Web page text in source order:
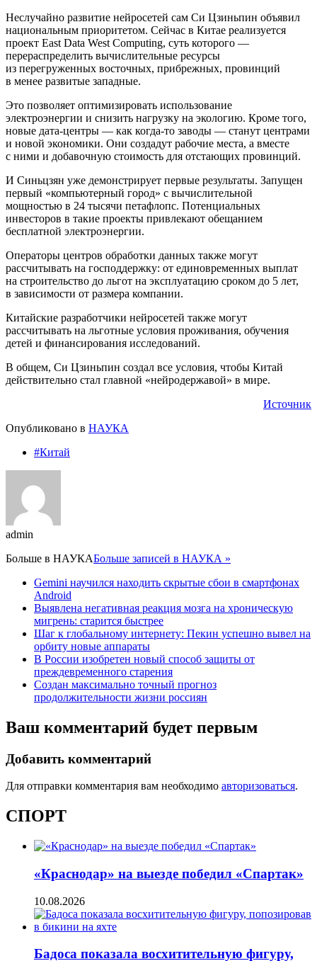
Неслучайно развитие нейросетей сам Си Цзиньпин объявил
национальным приоритетом. Сейчас в Китае реализуется
проект East Data West Computing, суть которого —
перераспределить вычислительные ресурсы
из перегруженных восточных, прибрежных, провинций
в менее развитые западные.
Это позволяет оптимизировать использование
электроэнергии и снизить нагрузку на экологию. Кроме того,
новые дата-центры — как когда-то заводы — станут центрами
и новой экономики. Они создадут рабочие места, а вместе
с ними и добавочную стоимость для отстающих провинций.
И Синьцзян уже демонстрирует первые результаты. Запущен
первый «компьютерный город» с вычислительной
мощностью в 24 тысячи петафлопс. Потенциальных
инвесторов в такие проекты привлекают обещанием
бесплатной электроэнергии.
Операторы центров обработки данных также могут
рассчитывать на господдержку: от единовременных выплат
на строительство до льгот на эксплуатацию сроком до 5 лет,
в зависимости от размера компании.
Китайские разработчики нейросетей также могут
рассчитывать на льготные условия проживания, обучения
детей и финансирования исследований.
В общем, Си Цзиньпин создал все условия, чтобы Китай
действительно стал главной «нейродержавой» в мире.
Источник
Опубликовано в НАУКА
#Китай
admin
Больше в НАУКАБольше записей в НАУКА »
Gemini научился находить скрытые сбои в смартфонах
Android
Выявлена негативная реакция мозга на хроническую
мигрень: старится быстрее
Шаг к глобальному интернету: Пекин успешно вывел на
орбиту новые аппараты
В России изобретен новый способ защиты от
преждевременного старения
Создан максимально точный прогноз
продолжительности жизни россиян
Ваш комментарий будет первым
Добавить комментарий
Для отправки комментария вам необходимо авторизоваться.
СПОРТ
«Краснодар» на выезде победил «Спартак»
10.08.2026
Бадоса показала восхитительную фигуру,